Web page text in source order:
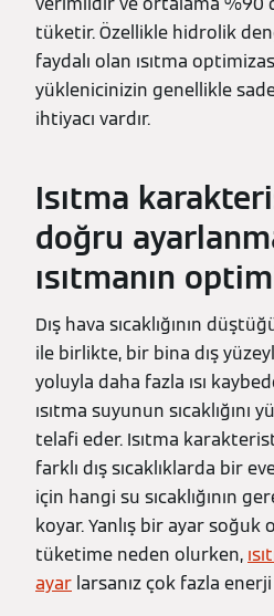
tüketir. Özellikle hidrolik
faydalı olan ısıtma
yüklenicinizin genellikle
ihtiyacı vardır.
Isıtma
doğru
ısıtmanın
Dış hava sıcaklığının
ile birlikte, bir bina dış
yoluyla daha fazla ısı
ısıtma suyunun sıcaklığını
telafi eder. Isıtma
farklı dış sıcaklıklarda bir
için hangi su sıcaklığının
koyar. Yanlış bir ayar soğuk
tüketime neden olurken,
ayar larsanız çok fazla